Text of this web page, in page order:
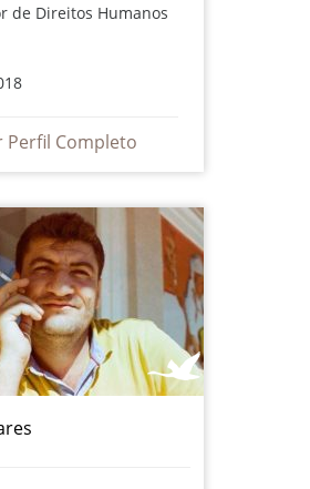
de Direitos Humanos
Perfil Completo